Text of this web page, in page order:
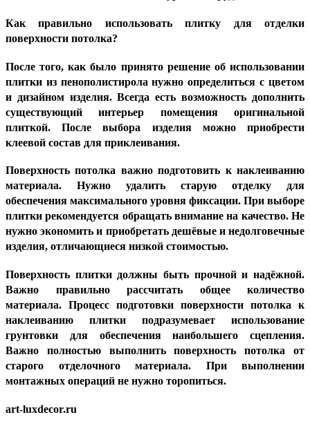
Как правильно использовать плитку для отделки
поверхности потолка?
После того, как было принято решение об использовании
плитки из пенополистирола нужно определиться с цветом
и дизайном изделия. Всегда есть возможность дополнить
существующий интерьер помещения оригинальной
плиткой. После выбора изделия можно приобрести
клеевой состав для приклеивания.
Поверхность потолка важно подготовить к наклеиванию
материала. Нужно удалить старую отделку для
обеспечения максимального уровня фиксации. При выборе
плитки рекомендуется обращать внимание на качество. Не
нужно экономить и приобретать дешёвые и недолговечные
изделия, отличающиеся низкой стоимостью.
Поверхность плитки должны быть прочной и надёжной.
Важно правильно рассчитать общее количество
материала. Процесс подготовки поверхности потолка к
наклеиванию плитки подразумевает использование
грунтовки для обеспечения наибольшего сцепления.
Важно полностью выполнить поверхность потолка от
старого отделочного материала. При выполнении
монтажных операций не нужно торопиться.
art-luxdecor.ru